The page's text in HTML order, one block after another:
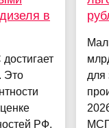
в
Это
РФ.
для